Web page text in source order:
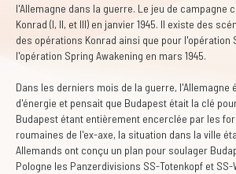
l'Allemagne dans la guerre. Le jeu de campagne
Konrad (I, II, et III) en janvier 1945. Il existe des
des opérations Konrad ainsi que pour l'opération
l'opération Spring Awakening en mars 1945.
Dans les derniers mois de la guerre, l'Allemagne
d'énergie et pensait que Budapest était la clé
Budapest étant entièrement encerclée par les
roumaines de l'ex-axe, la situation dans la ville
Allemands ont conçu un plan pour soulager
Pologne les Panzerdivisions SS-Totenkopf et